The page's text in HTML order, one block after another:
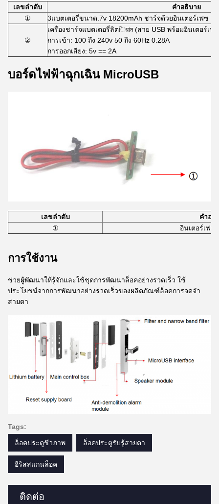
ติดต่อ
เลขลําดับ
คําอธิบาย
①
3แบตเตอรี่ขนาด.7v 18200mAh ชาร์จด้วยอินเตอร์เฟซ
②
เครื่องชาร์จแบตเตอรี่ลิตিয়াম (สาย USB พร้อมอินเตอร์เฟ
การเข้า: 100 ถึง 240v 50 ถึง 60Hz 0.28A
การออกเสียง: 5v == 2A
บอร์ดไฟฟ้าฉุกเฉิน MicroUSB
เลขลําดับ
คําอธิ
①
อินเตอร์เฟซ
การใช้งาน
ช่วยผู้พัฒนาให้รู้จักและใช้ชุดการพัฒนาล็อคอย่างรวดเร็ว ใช้
ประโยชน์จากการพัฒนาอย่างรวดเร็วของผลิตภัณฑ์ล็อคการจดจํา
สายตา
Tags:
ล็อคประตูชีวภาพ ล็อคประตูรับรู้สายตา
อีริสสแกนล็อค